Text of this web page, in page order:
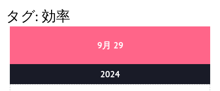
タグ: 効率
9月 09/29/2024
2909/29/2024
202409/29/2024